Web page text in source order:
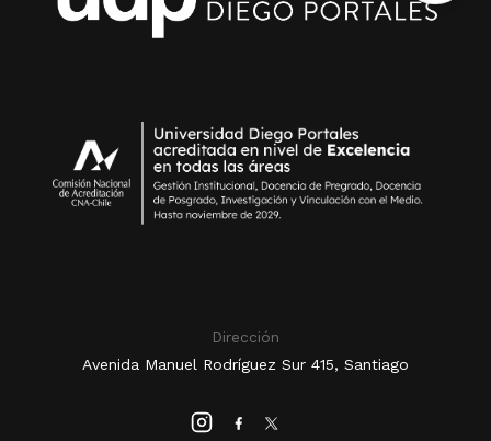
Dirección
Avenida Manuel Rodríguez Sur 415, Santiago